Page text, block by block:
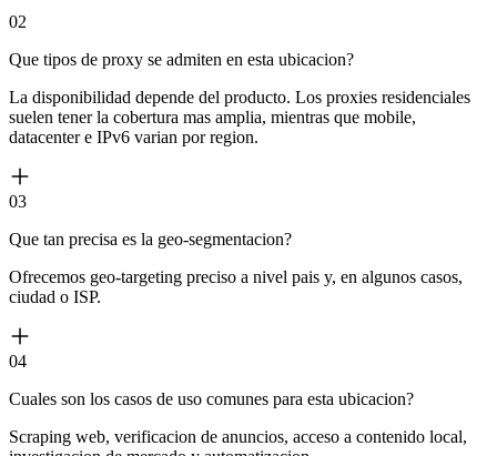
02
Que tipos de proxy se admiten en esta ubicacion?
La disponibilidad depende del producto. Los proxies residenciales
suelen tener la cobertura mas amplia, mientras que mobile,
datacenter e IPv6 varian por region.
03
Que tan precisa es la geo-segmentacion?
Ofrecemos geo-targeting preciso a nivel pais y, en algunos casos,
ciudad o ISP.
04
Cuales son los casos de uso comunes para esta ubicacion?
Scraping web, verificacion de anuncios, acceso a contenido local,